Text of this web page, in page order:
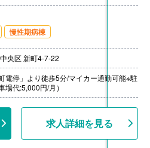
1,000円/日
円/月
プ賛同加算 5,000円/月
（計2.80ヶ月分）※前年度実績
り（上限20,900円/月）
1月あたり1,000円-3,000円）※前年度実
※勤続4年以上
円/月
慢性期病棟
央区 新町4-7-22
電停」より徒歩5分/マイカー通勤可能※駐
場代:5,000円/月）
求人詳細を見る